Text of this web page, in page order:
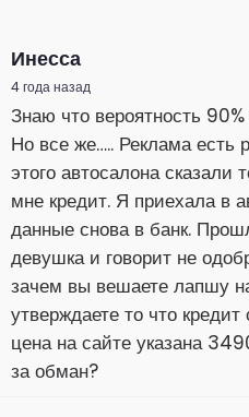
Инесса
4 года назад
Знаю что вероятность
Но все же….. Реклама есть
этого автосалона сказали
мне кредит. Я приехала в
данные снова в банк.
девушка и говорит не
зачем вы вешаете лапшу
утверждаете то что
цена на сайте указана
за обман?